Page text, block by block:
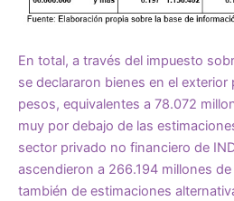
En total, a través del impuesto
se declararon bienes en el exterior
pesos, equivalentes a 78.072
muy por debajo de las
sector privado no financiero de
ascendieron a 266.194 millones
también de estimaciones